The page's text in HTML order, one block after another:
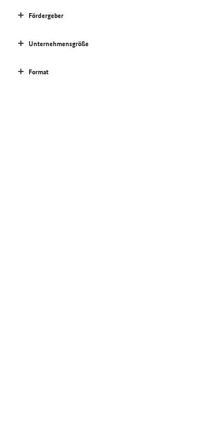
Fördergeber
Unternehmensgröße
Format